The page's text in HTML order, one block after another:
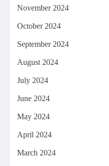
November 2024
October 2024
September 2024
August 2024
July 2024
June 2024
May 2024
April 2024
March 2024